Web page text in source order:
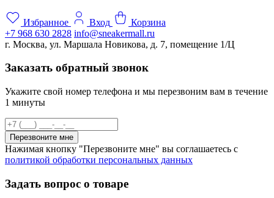
Избранное Вход
Корзина
+7 968 630 2828 info@sneakermall.ru
г. Москва, ул. Маршала Новикова, д. 7, помещение 1/Ц
Заказать обратный звонок
Укажите свой номер телефона и мы перезвоним вам в течение
1 минуты
Перезвоните мне
Нажимая кнопку "Перезвоните мне" вы соглашаетесь с
политикой обработки персональных данных
Задать вопрос о товаре